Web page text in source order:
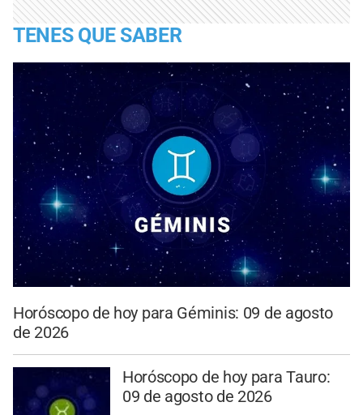
TENES QUE SABER
Horóscopo de hoy para Géminis: 09 de agosto
de 2026
Horóscopo de hoy para Tauro:
09 de agosto de 2026